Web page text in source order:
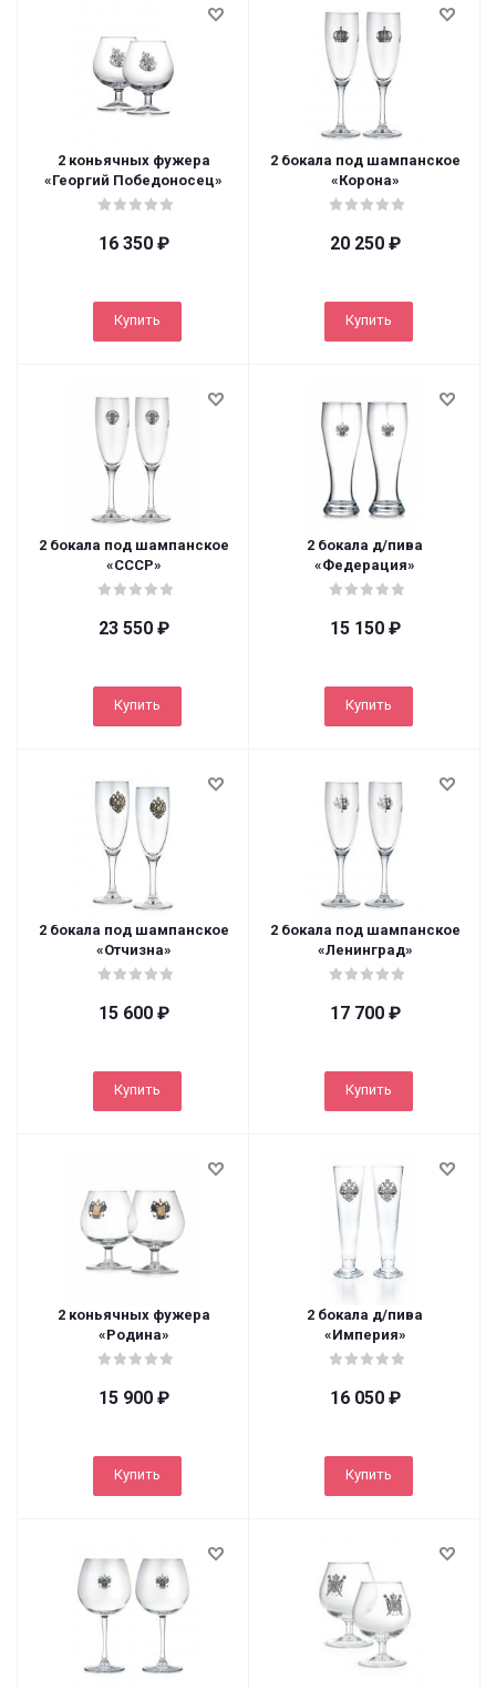
2 коньячных фужера
«Георгий Победоносец»
16 350₽
Купить
2 бокала под шампанское
«Корона»
20 250₽
Купить
2 бокала под шампанское
«СССР»
23 550₽
Купить
2 бокала д/пива
«Федерация»
15 150₽
Купить
2 бокала под шампанское
«Отчизна»
15 600₽
Купить
2 бокала под шампанское
«Ленинград»
17 700₽
Купить
2 коньячных фужера
«Родина»
15 900₽
Купить
2 бокала д/пива
«Империя»
16 050₽
Купить